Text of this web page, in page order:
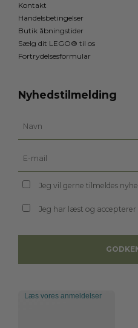
Kontakt
Handelsbetingelser
Butik åbningstider
Sælg dit LEGO® til os
Fortrydelsesformular
Nyhedstilmelding
Jeg vil gerne tilmeldes
Jeg har læst og accepterer
Læs vores anmeldelser